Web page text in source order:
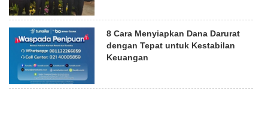
8 Cara Menyiapkan Dana Darurat
dengan Tepat untuk Kestabilan
Keuangan